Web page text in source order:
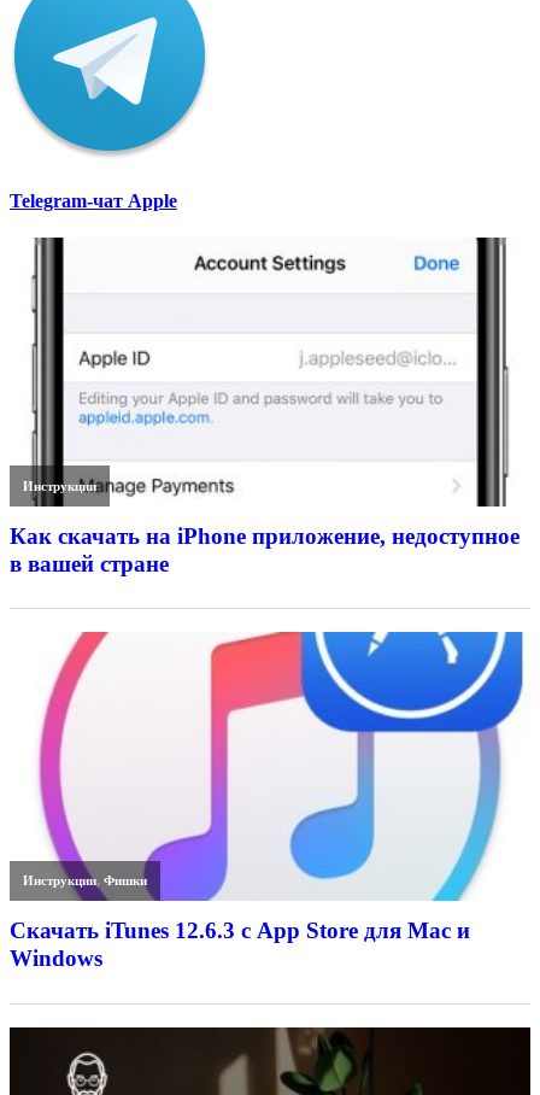
Telegram-чат Apple
Инструкции
Как скачать на iPhone приложение, недоступное
в вашей стране
Инструкции,Фишки
Скачать iTunes 12.6.3 с App Store для Mac и
Windows